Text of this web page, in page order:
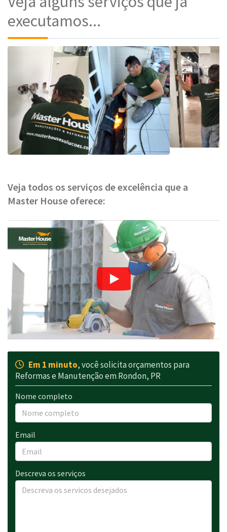
executamos...
Veja todos os serviços de excelência que a
Master House oferece:
Em 1 minuto, você solicita orçamentos para
Reformas e Manutenção em Rondon, PR
Nome completo
Email
Descreva os serviços